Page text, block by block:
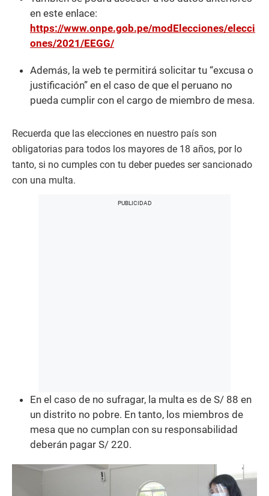
en este enlace:
https://www.onpe.gob.pe/modElecciones/elecci
ones/2021/EEGG/
Además, la web te permitirá solicitar tu “excusa o
justificación” en el caso de que el peruano no
pueda cumplir con el cargo de miembro de mesa.
Recuerda que las elecciones en nuestro país son
obligatorias para todos los mayores de 18 años, por lo
tanto, si no cumples con tu deber puedes ser sancionado
con una multa.
En el caso de no sufragar, la multa es de S/ 88 en
un distrito no pobre. En tanto, los miembros de
mesa que no cumplan con su responsabilidad
deberán pagar S/ 220.